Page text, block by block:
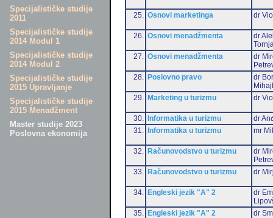
Specijalističke studije
2011
Specijalističke studije
2014 Modul 1
Specijalističke studije
2014 Modul 2
Specijalističke studije
2015 Upravljanje
Specijalističke studije
2015 Menadžment
Master studije 2023
Poslovna ekonomija
25. Osnovi marketinga dr
26. Osnovi menadžmenta
dr
27.
Osnovi menadžmenta
dr
28.
Poslovno pravo
dr
29.
Marketing u turizmu dr
30. Informatika u turizmu
dr
31.
Informatika u turizmu mr
32. Računovodstvo u turizmu
dr
33.
Računovodstvo u turizmu dr
34. Engleski jezik "A" 2
dr
35.
Engleski jezik "A" 2 dr